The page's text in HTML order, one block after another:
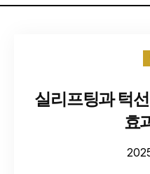
실리프팅과 턱
효